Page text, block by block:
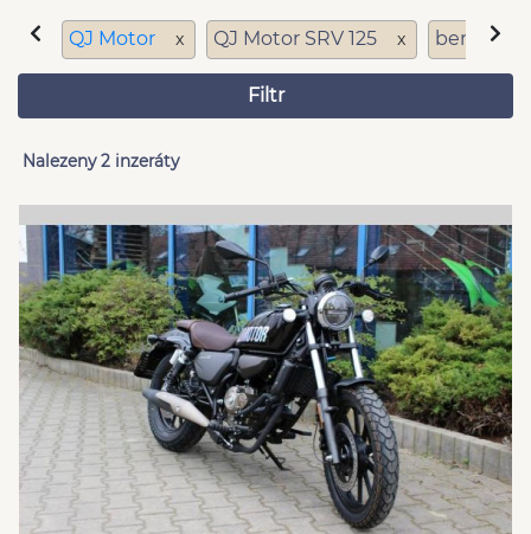
QJ Motor x QJ Motor SRV 125 x benzín
Filtr
Nalezeny 2 inzeráty